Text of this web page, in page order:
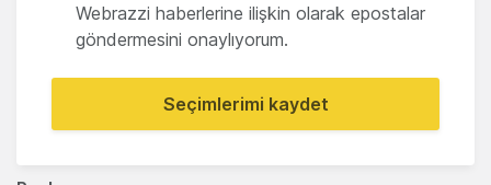
Webrazzi haberlerine ilişkin olarak epostalar
göndermesini onaylıyorum.
Seçimlerimi kaydet